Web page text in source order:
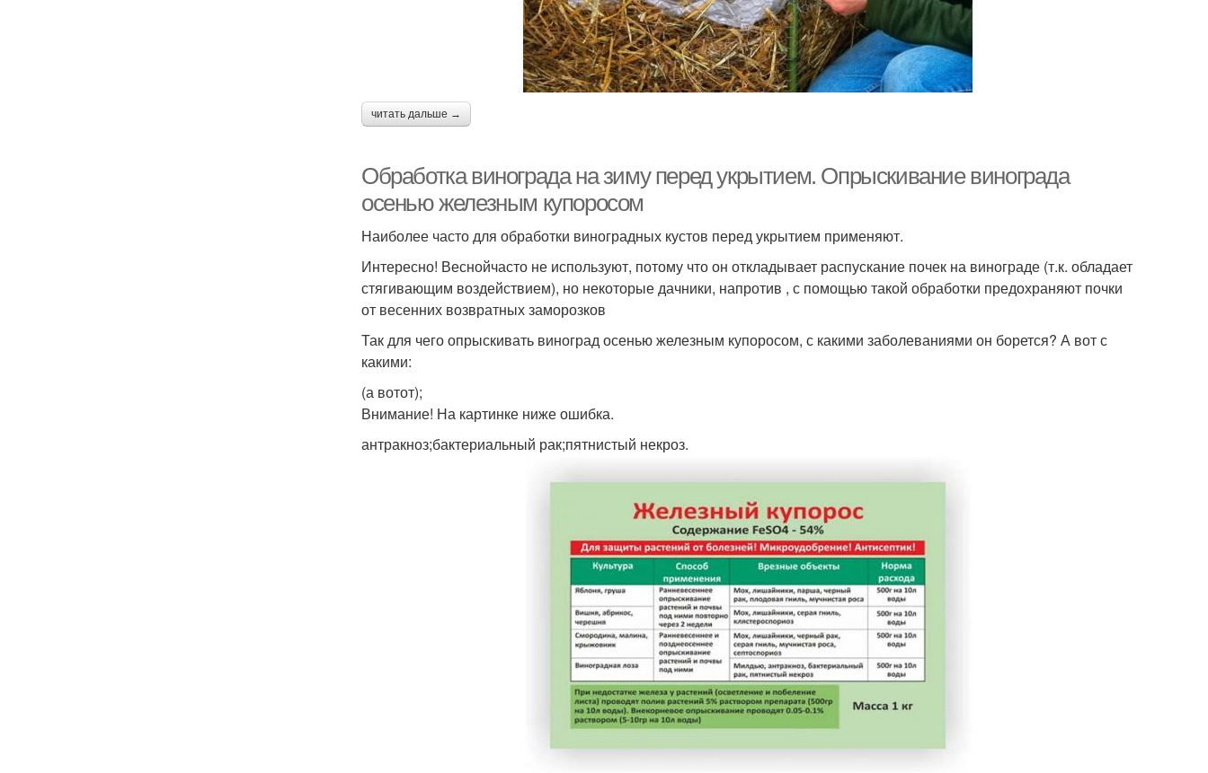
читать дальше →
Обработка винограда на зиму перед укрытием. Опрыскивание винограда
осенью железным купоросом
Наиболее часто для обработки виноградных кустов перед укрытием применяют.
Интересно! Веснойчасто не используют, потому что он откладывает распускание почек на винограде (т.к. обладает
стягивающим воздействием), но некоторые дачники, напротив , с помощью такой обработки предохраняют почки
от весенних возвратных заморозков
Так для чего опрыскивать виноград осенью железным купоросом, с какими заболеваниями он борется? А вот с
какими:
(а вотот);
Внимание! На картинке ниже ошибка.
антракноз;бактериальный рак;пятнистый некроз.